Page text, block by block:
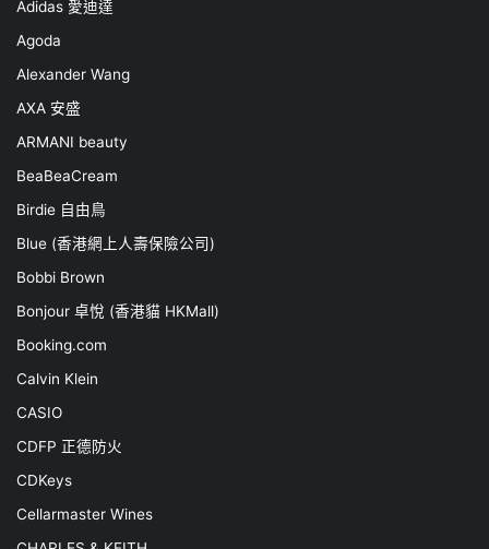
Adidas 愛迪達
Agoda
Alexander Wang
AXA 安盛
ARMANI beauty
BeaBeaCream
Birdie 自由鳥
Blue (香港網上人壽保險公司)
Bobbi Brown
Bonjour 卓悅 (香港貓 HKMall)
Booking.com
Calvin Klein
CASIO
CDFP 正德防火
CDKeys
Cellarmaster Wines